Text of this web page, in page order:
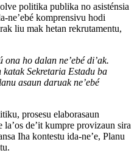
politika publika no asisténsia
neʼebé komprensivu hodi
liu mak hetan rekrutamentu,
ho dalan ne’ebé di’ak.
Sekretaria Estadu ba
asaun daruak ne’ebé
prosesu elaborasaun
de’it kumpre provizaun sira
Iha kontestu ida-ne’e, Planu